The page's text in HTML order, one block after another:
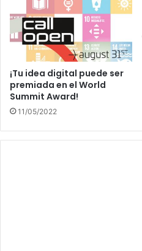
¡Tu idea digital puede ser
premiada en el World
Summit Award!
11/05/2022